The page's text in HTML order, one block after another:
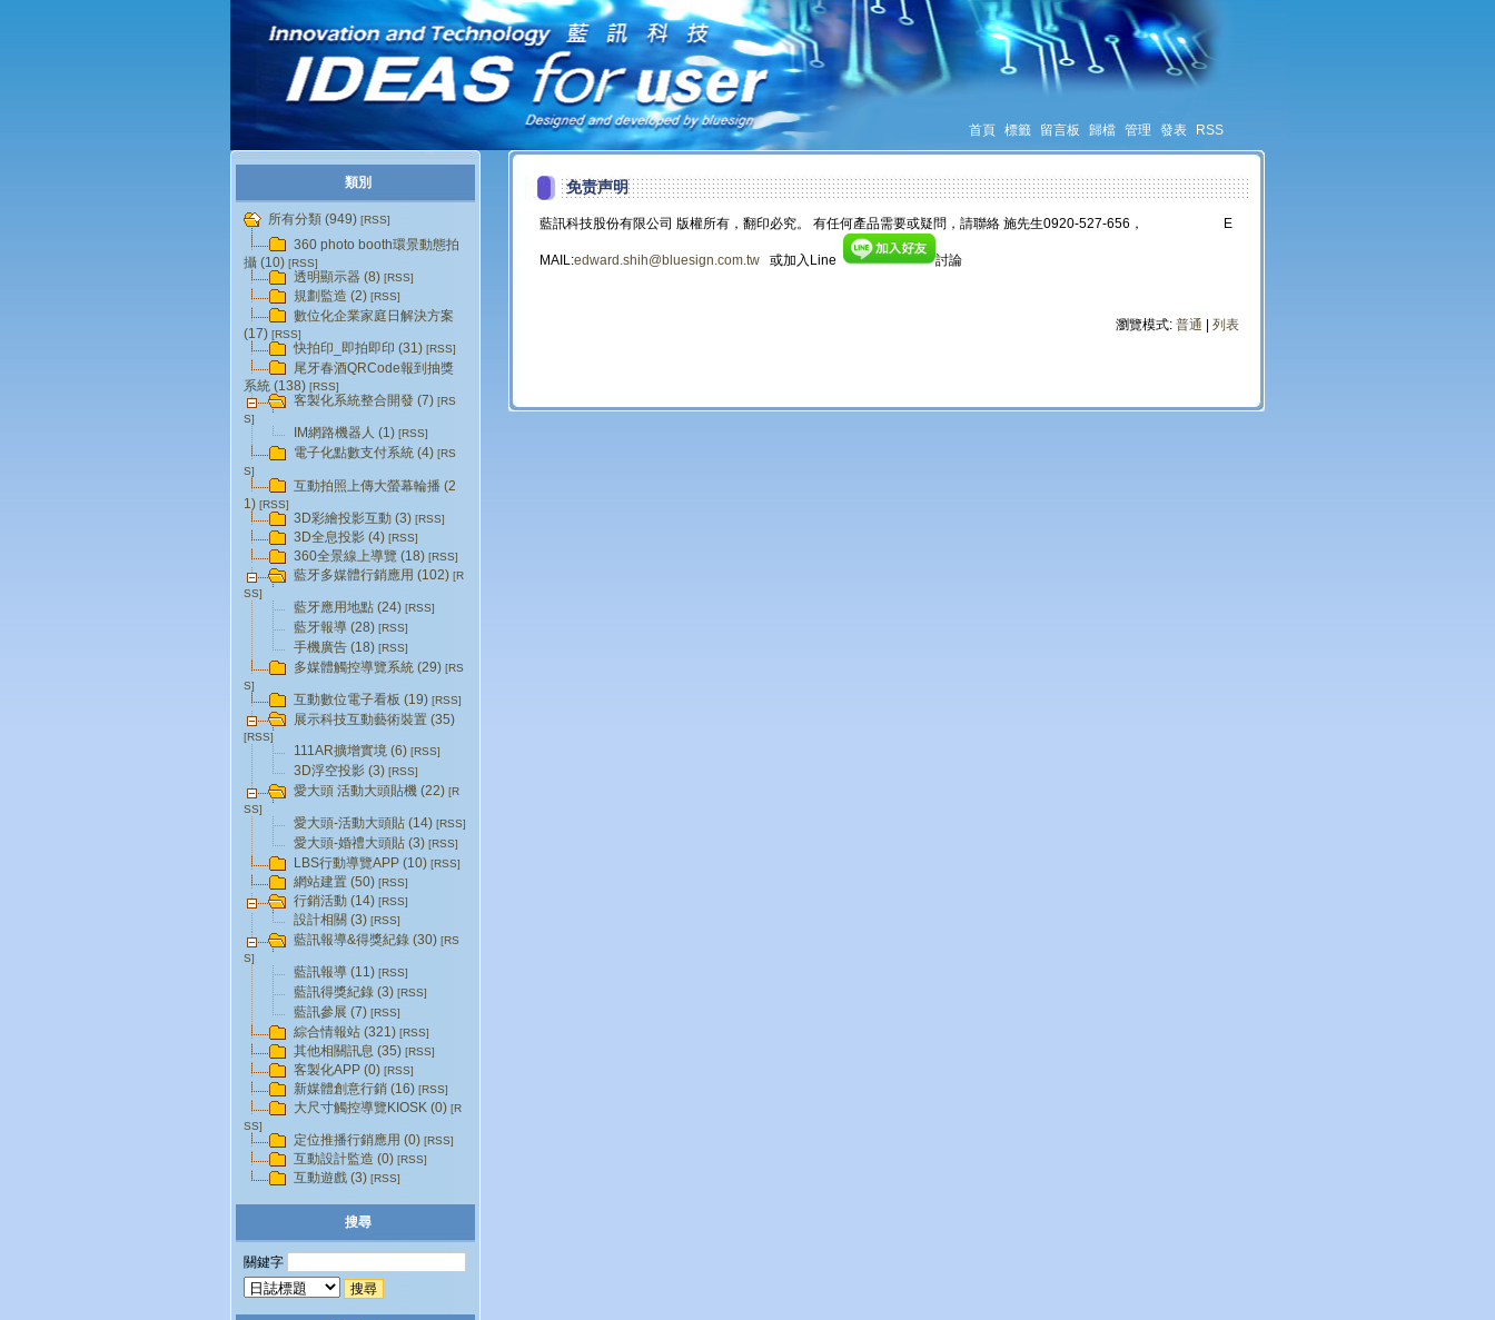
首頁 標籤 留言板 歸檔 管理 發表 RSS
免责声明
藍訊科技股份有限公司 版權所有，翻印必究。 有任何產品需要或疑問，請聯絡 施先生0920-527-656， E
MAIL:edward.shih@bluesign.com.tw 或加入Line 討論
瀏覽模式: 普通 列表
類別
所有分類 (949) [RSS]
360 photo booth環景動態拍
攝 (10) [RSS]
透明顯示器 (8) [RSS]
規劃監造 (2) [RSS]
數位化企業家庭日解決方案
(17) [RSS]
快拍印_即拍即印 (31) [RSS]
尾牙春酒QRCode報到抽獎
系統 (138) [RSS]
客製化系統整合開發 (7) [RS
S]
IM網路機器人 (1) [RSS]
電子化點數支付系統 (4) [RS
S]
互動拍照上傳大螢幕輪播 (2
1) [RSS]
3D彩繪投影互動 (3) [RSS]
3D全息投影 (4) [RSS]
360全景線上導覽 (18) [RSS]
藍牙多媒體行銷應用 (102) [R
SS]
藍牙應用地點 (24) [RSS]
藍牙報導 (28) [RSS]
手機廣告 (18) [RSS]
多媒體觸控導覽系統 (29) [RS
S]
互動數位電子看板 (19) [RSS]
展示科技互動藝術裝置 (35)
[RSS]
111AR擴增實境 (6) [RSS]
3D浮空投影 (3) [RSS]
愛大頭 活動大頭貼機 (22) [R
SS]
愛大頭-活動大頭貼 (14) [RSS]
愛大頭-婚禮大頭貼 (3) [RSS]
LBS行動導覽APP (10) [RSS]
網站建置 (50) [RSS]
行銷活動 (14) [RSS]
設計相關 (3) [RSS]
藍訊報導&得獎紀錄 (30) [RS
S]
藍訊報導 (11) [RSS]
藍訊得獎紀錄 (3) [RSS]
藍訊參展 (7) [RSS]
綜合情報站 (321) [RSS]
其他相關訊息 (35) [RSS]
客製化APP (0) [RSS]
新媒體創意行銷 (16) [RSS]
大尺寸觸控導覽KIOSK (0) [R
SS]
定位推播行銷應用 (0) [RSS]
互動設計監造 (0) [RSS]
互動遊戲 (3) [RSS]
搜尋
關鍵字